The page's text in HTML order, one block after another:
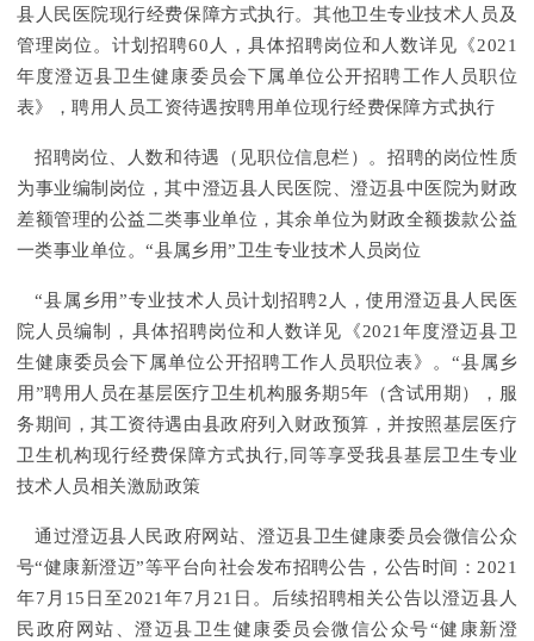
县人民医院现行经费保障方式执行。其他卫生专业技术人员及
管理岗位。计划招聘60人，具体招聘岗位和人数详见《2021
年度澄迈县卫生健康委员会下属单位公开招聘工作人员职位
表》，聘用人员工资待遇按聘用单位现行经费保障方式执行
招聘岗位、人数和待遇（见职位信息栏）。招聘的岗位性质
为事业编制岗位，其中澄迈县人民医院、澄迈县中医院为财政
差额管理的公益二类事业单位，其余单位为财政全额拨款公益
一类事业单位。“县属乡用”卫生专业技术人员岗位
“县属乡用”专业技术人员计划招聘2人，使用澄迈县人民医
院人员编制，具体招聘岗位和人数详见《2021年度澄迈县卫
生健康委员会下属单位公开招聘工作人员职位表》。“县属乡
用”聘用人员在基层医疗卫生机构服务期5年（含试用期），服
务期间，其工资待遇由县政府列入财政预算，并按照基层医疗
卫生机构现行经费保障方式执行,同等享受我县基层卫生专业
技术人员相关激励政策
通过澄迈县人民政府网站、澄迈县卫生健康委员会微信公众
号“健康新澄迈”等平台向社会发布招聘公告，公告时间：2021
年7月15日至2021年7月21日。后续招聘相关公告以澄迈县人
民政府网站、澄迈县卫生健康委员会微信公众号“健康新澄